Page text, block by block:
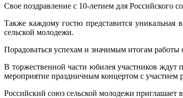
Свое поздравление с 10-летием для Российского
Также каждому гостю представится
сельской молодежи.
Порадоваться успехам и значимым итогам
В торжественной части юбилея участников ждут
мероприятие праздничным концертом с
Российский союз сельской молодежи приглашает